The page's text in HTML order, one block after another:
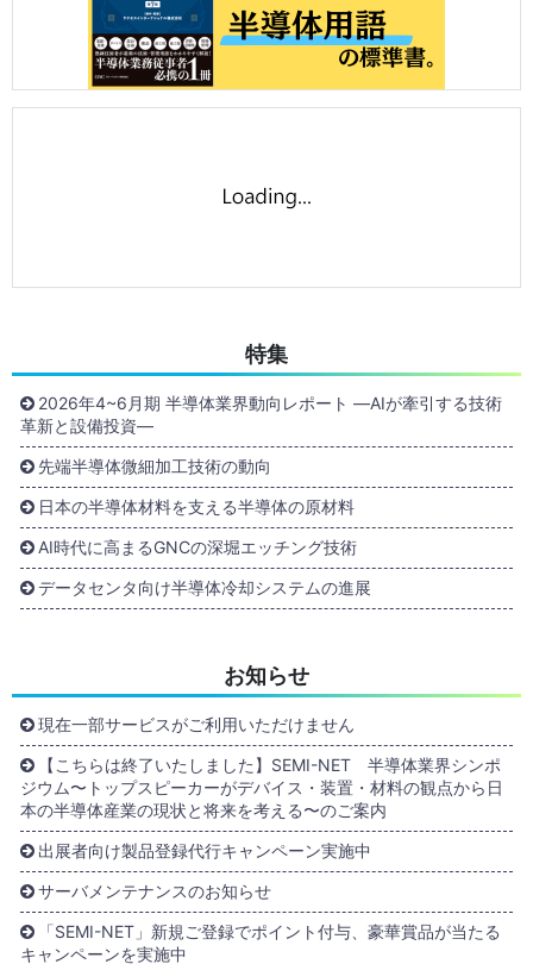
特集
2026年4~6月期 半導体業界動向レポート ―AIが牽引する技術
革新と設備投資―
先端半導体微細加工技術の動向
日本の半導体材料を支える半導体の原材料
AI時代に高まるGNCの深堀エッチング技術
データセンタ向け半導体冷却システムの進展
お知らせ
現在一部サービスがご利用いただけません
【こちらは終了いたしました】SEMI-NET 半導体業界シンポ
ジウム〜トップスピーカーがデバイス・装置・材料の観点から日
本の半導体産業の現状と将来を考える〜のご案内
出展者向け製品登録代行キャンペーン実施中
サーバメンテナンスのお知らせ
「SEMI-NET」新規ご登録でポイント付与、豪華賞品が当たる
キャンペーンを実施中